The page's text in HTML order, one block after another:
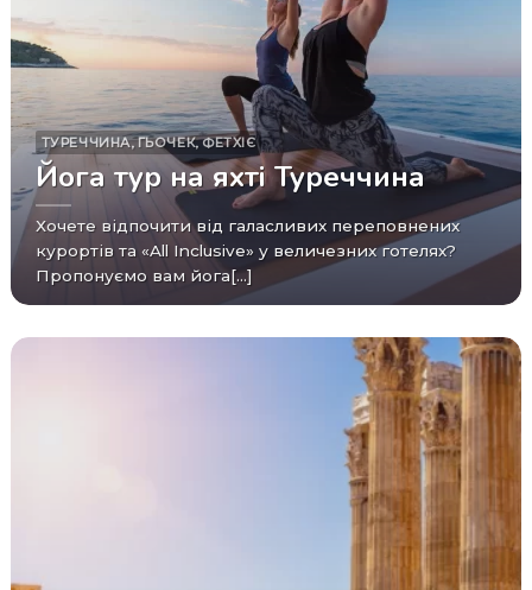
ТУРЕЧЧИНА,ГЬОЧЕК,ФЕТХІЄ
Йога тур на яхті Туреччина
Хочете відпочити від галасливих переповнених
курортів та «All Inclusive» у величезних готелях?
Пропонуємо вам йога[...]